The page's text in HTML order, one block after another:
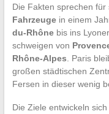
Die Fakten sprechen
Fahrzeugein einem
du-Rhônebis ins
schweigen von
Rhône-Alpes . Paris
großen städtischen
Fersen in dieser wenig
Die Ziele entwickeln